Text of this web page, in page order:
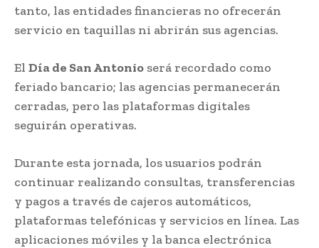
tanto, las entidades financieras no ofrecerán
servicio en taquillas ni abrirán sus agencias.
El Día de San Antonio será recordado como
feriado bancario; las agencias permanecerán
cerradas, pero las plataformas digitales
seguirán operativas.
Durante esta jornada, los usuarios podrán
continuar realizando consultas, transferencias
y pagos a través de cajeros automáticos,
plataformas telefónicas y servicios en línea. Las
aplicaciones móviles y la banca electrónica